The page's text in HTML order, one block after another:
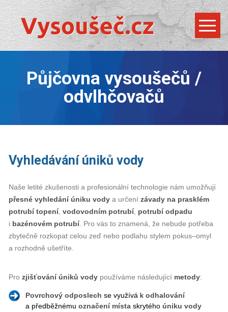
Půjčovna vysoušečů /
odvlhčovačů
Vyhledávání úniků vody
Naše letité zkušenosti a profesionální technologie nám umožňují
přesné vyhledání úniku vody a určení závady na prasklém
potrubí topení, vodovodním potrubí, potrubí odpadu
i bazénovém potrubí. Pro vás to znamená, že nebude potřeba
zbytečně rozkopat celou zeď nebo podlahu stylem pokus–omyl
a rozhodně ušetříte.
Pro zjišťování úniků vody používáme následující metody:
Povrchový odposlech se využívá k odhalování
a předběžnému označení místa skrytého úniku vody